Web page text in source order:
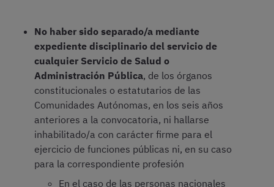
No haber sido separado/a mediante
expediente disciplinario del servicio de
cualquier Servicio de Salud o
Administración Pública, de los órganos
constitucionales o estatutarios de las
Comunidades Autónomas, en los seis años
anteriores a la convocatoria, ni hallarse
inhabilitado/a con carácter firme para el
ejercicio de funciones públicas ni, en su caso
para la correspondiente profesión
En el caso de las personas nacionales